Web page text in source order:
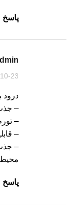
پاسخ
2025-10-
درود
–
–
–
–
محیط
پاسخ